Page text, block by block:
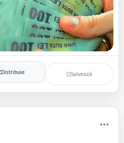
Distribuie Salvează